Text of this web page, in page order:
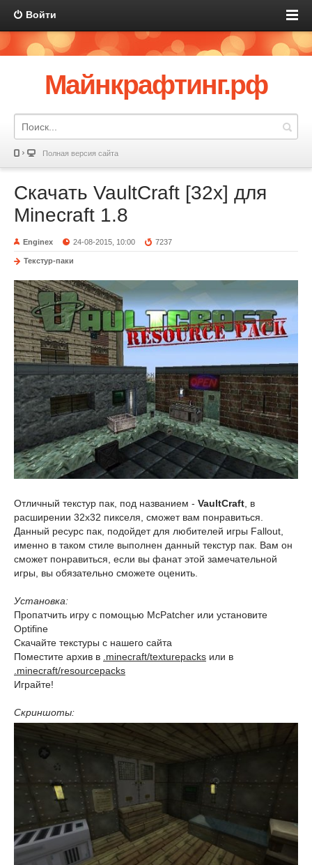
Войти
Майнкрафтинг.рф
Полная версия сайта
Скачать VaultCraft [32x] для
Minecraft 1.8
Enginex 24-08-2015, 10:00 7237
Текстур-паки
Отличный текстур пак, под названием - VaultCraft , в
расширении 32x32 пикселя, сможет вам понравиться.
Данный ресурс пак, подойдет для любителей игры Fallout,
именно в таком стиле выполнен данный текстур пак. Вам он
сможет понравиться, если вы фанат этой замечательной
игры, вы обязательно сможете оценить.
Установка:
Пропатчить игру с помощью McPatcher или установите
Optifine
Скачайте текстуры с нашего сайта
Поместите архив в .minecraft/texturepacks или в
.minecraft/resourcepacks
Играйте!
Скриншоты: